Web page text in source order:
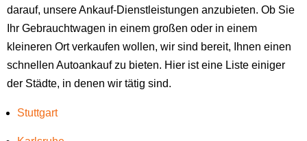
darauf, unsere Ankauf-Dienstleistungen anzubieten. Ob Sie
Ihr Gebrauchtwagen in einem großen oder in einem
kleineren Ort verkaufen wollen, wir sind bereit, Ihnen einen
schnellen Autoankauf zu bieten. Hier ist eine Liste einiger
der Städte, in denen wir tätig sind.
Stuttgart